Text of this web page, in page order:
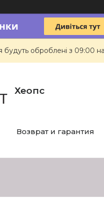
будуть оброблені з 09:00
Хеопс
Возврат и гарантия